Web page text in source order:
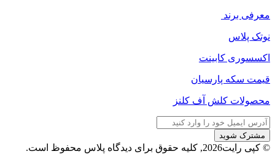
معرفی برند
نوتک پلاس
اکسسوری کابینت
قیمت سکه پارسیان
محصولات کلش آف کلنز
آدرس
ایمیل
خود
© کپی رایت2026, کلیه حقوق برای دیدگاه پلاس محفوظ است.